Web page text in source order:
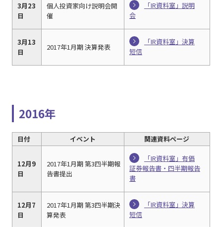
3月23
日
個人投資家向け説明会開
催
「IR資料室」説明
会
3月13
日
2017年1月期 決算発表
「IR資料室」決算
短信
2016年
日付 イベント 関連資料ページ
12月9
日
2017年1月期 第3四半期報
告書提出
「IR資料室」有価
証券報告書・四半期報告
書
12月7
日
2017年1月期 第3四半期決
算発表
「IR資料室」決算
短信